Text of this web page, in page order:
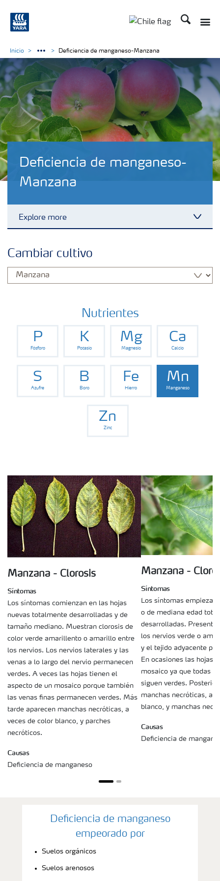
Buscar
Deficiencia de manganeso-
Manzana
Explore more
Fertilizantes
Portafolio de Agricultura Digital
Almacenaje y manejo de fertilizantes
Soluciones por cultivos
Inicio Deficiencia de manganeso-Manzana
Cambiar cultivo
Nutrientes
P
Fósforo
K
Potasio
Mg
Magnesio
Ca
Calcio
S
Azufre
B
Boro
Fe
Hierro
Mn
Manganeso
Zn
Zinc
Manzana - Clorosis
Síntomas
Los síntomas comienzan en las hojas
nuevas totalmente desarrolladas y de
tamaño mediano. Muestran clorosis de
color verde amarillento o amarillo entre
los nervios. Los nervios laterales y las
venas a lo largo del nervio permanecen
verdes. A veces las hojas tienen el
aspecto de un mosaico porque también
las venas finas permanecen verdes. Más
tarde aparecen manchas necróticas, a
veces de color blanco, y parches
necróticos.
Causas
Deficiencia de manganeso
Manzana -
Síntomas
Los síntomas empiezan
o de mediana edad
desarrolladas.
los nervios verde o
y el tejido adyacente
En ocasiones las hojas
mosaico ya que todas
siguen verdes.
manchas necróticas, a
blanco, y manchas
Causas
Deficiencia de
Deficiencia de manganeso
empeorado por
Suelos orgánicos
Suelos arenosos